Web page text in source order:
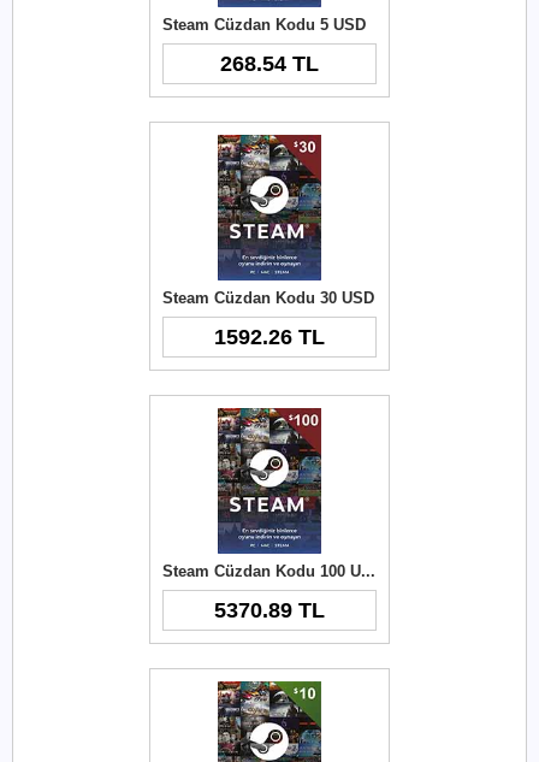
Steam Cüzdan Kodu 5 USD
268.54 TL
Steam Cüzdan Kodu 30 USD
1592.26 TL
Steam Cüzdan Kodu 100 USD
5370.89 TL